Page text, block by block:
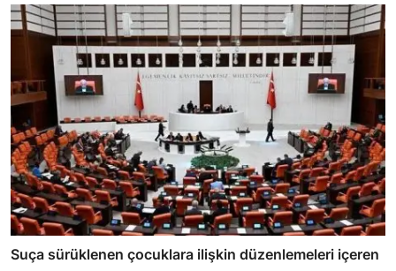
Suça sürüklenen çocuklara ilişkin düzenlemeleri içeren